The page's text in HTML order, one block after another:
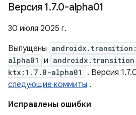
Версия 1.7.0-alpha01
30 июля 2025 г.
Выпущены
alpha01
и
ktx:1.7.0-alpha01
. Версия
следующие коммиты .
Исправлены ошибки